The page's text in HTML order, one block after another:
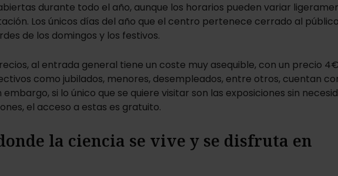
durante todo el año, aunque los horarios pueden variar
Los únicos días del año que el centro pertenece cerrado al
de los domingos y los festivos.
al entrada general tiene un coste muy asequible, con un precio
como jubilados, menores, desempleados, entre otros, cuentan
embargo, si lo único que se quiere visitar son las exposiciones sin
el acceso a estas es gratuito.
la ciencia se vive y se disfruta en